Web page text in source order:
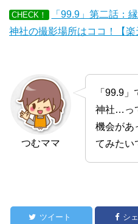
CHECK！
「99.9」第二話：
神社の撮影場所はココ！【楽
つむママ
「99.9
神社…っ
機会があ
てみたい
ツイート シ